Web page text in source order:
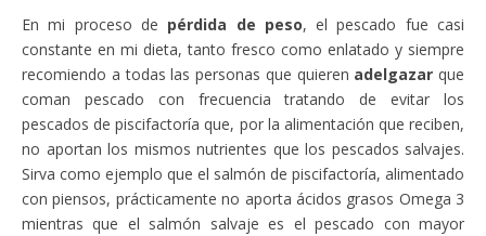
En mi proceso de pérdida de peso, el pescado fue casi
constante en mi dieta, tanto fresco como enlatado y siempre
recomiendo a todas las personas que quieren adelgazar que
coman pescado con frecuencia tratando de evitar los
pescados de piscifactoría que, por la alimentación que reciben,
no aportan los mismos nutrientes que los pescados salvajes.
Sirva como ejemplo que el salmón de piscifactoría, alimentado
con piensos, prácticamente no aporta ácidos grasos Omega 3
mientras que el salmón salvaje es el pescado con mayor